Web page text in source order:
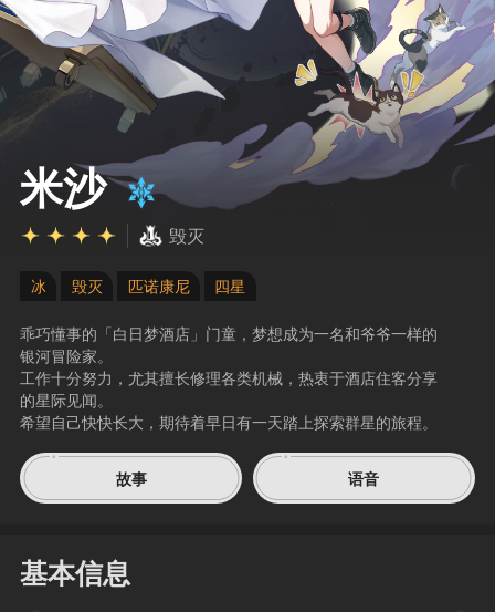
米沙
毁灭
冰 毁灭 匹诺康尼 四星
乖巧懂事的「白日梦酒店」门童，梦想成为一名和爷爷一样的
银河冒险家。
工作十分努力，尤其擅长修理各类机械，热衷于酒店住客分享
的星际见闻。
希望自己快快长大，期待着早日有一天踏上探索群星的旅程。
故事 语音
基本信息